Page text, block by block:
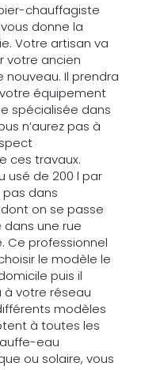
chauffagiste
donne la
Votre artisan va
votre ancien
nouveau. Il prendra
équipement
spécialisée dans
n’aurez pas à
ces travaux.
usé de 200 l par
pas dans
on se passe
une rue
Ce professionnel
le modèle le
puis il
à votre réseau
modèles
à toutes les
eau
ou solaire, vous